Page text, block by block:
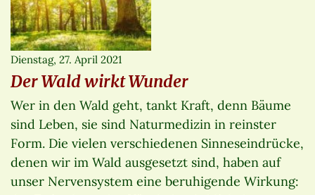
Dienstag, 27. April 2021
Der Wald wirkt Wunder
Wer in den Wald geht, tankt Kraft, denn Bäume
sind Leben, sie sind Naturmedizin in reinster
Form. Die vielen verschiedenen Sinneseindrücke,
denen wir im Wald ausgesetzt sind, haben auf
unser Nervensystem eine beruhigende Wirkung: